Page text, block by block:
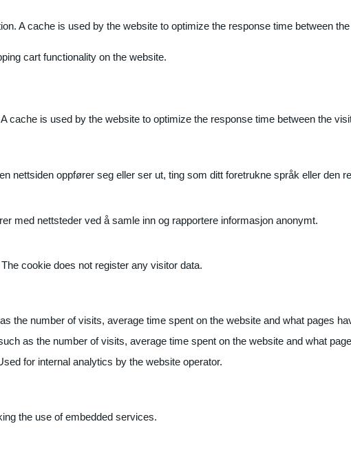
A cache is used by the website to optimize the response time between
cart functionality on the website.
cache is used by the website to optimize the response time between the
nettsiden oppfører seg eller ser ut, ting som ditt foretrukne språk eller den
med nettsteder ved å samle inn og rapportere informasjon anonymt.
cookie does not register any visitor data.
the number of visits, average time spent on the website and what pages
as the number of visits, average time spent on the website and what
for internal analytics by the website operator.
the use of embedded services.